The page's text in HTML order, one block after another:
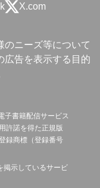
X.com
のニーズ等について
広告を表示する目的
子書籍配信サービス
許諾を得た正規版
録商標（登録番号
掲示しているサービ